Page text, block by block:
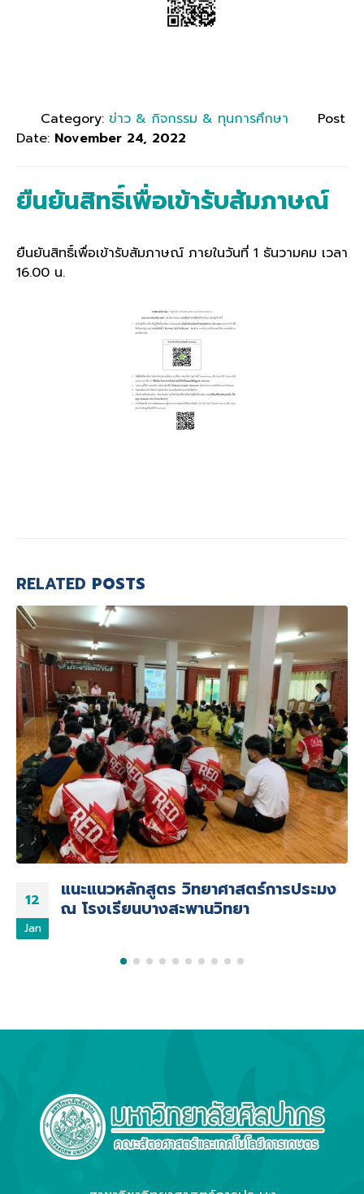
Category: ข่าว & กิจกรรม & ทุนการศึกษา
Post
Date: November 24, 2022
ยืนยันสิทธิ์เพื่อเข้ารับสัมภาษณ์
ยืนยันสิทธิ์เพื่อเข้ารับสัมภาษณ์ ภายในวันที่ 1 ธันวามคม เวลา
16.00 น.
RELATED POSTS
ร์การประมง
04
โครงการเตรียมความพร้อ
สถานประกอบการ ครั้งที่ 1